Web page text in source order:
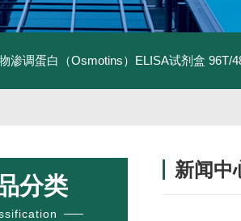
渗调蛋白（Osmotins）ELISA试剂盒 96T/
分类
新闻中